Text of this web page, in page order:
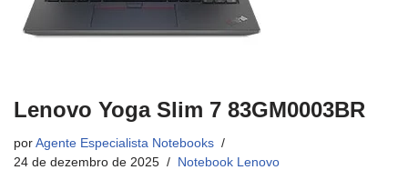
Lenovo Yoga Slim 7 83GM0003BR
por Agente Especialista Notebooks
24 de dezembro de 2025
Notebook Lenovo